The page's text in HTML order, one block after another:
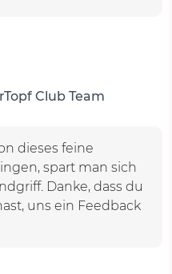
Club Team
dieses feine
spart man sich
Danke, dass du
uns ein Feedback